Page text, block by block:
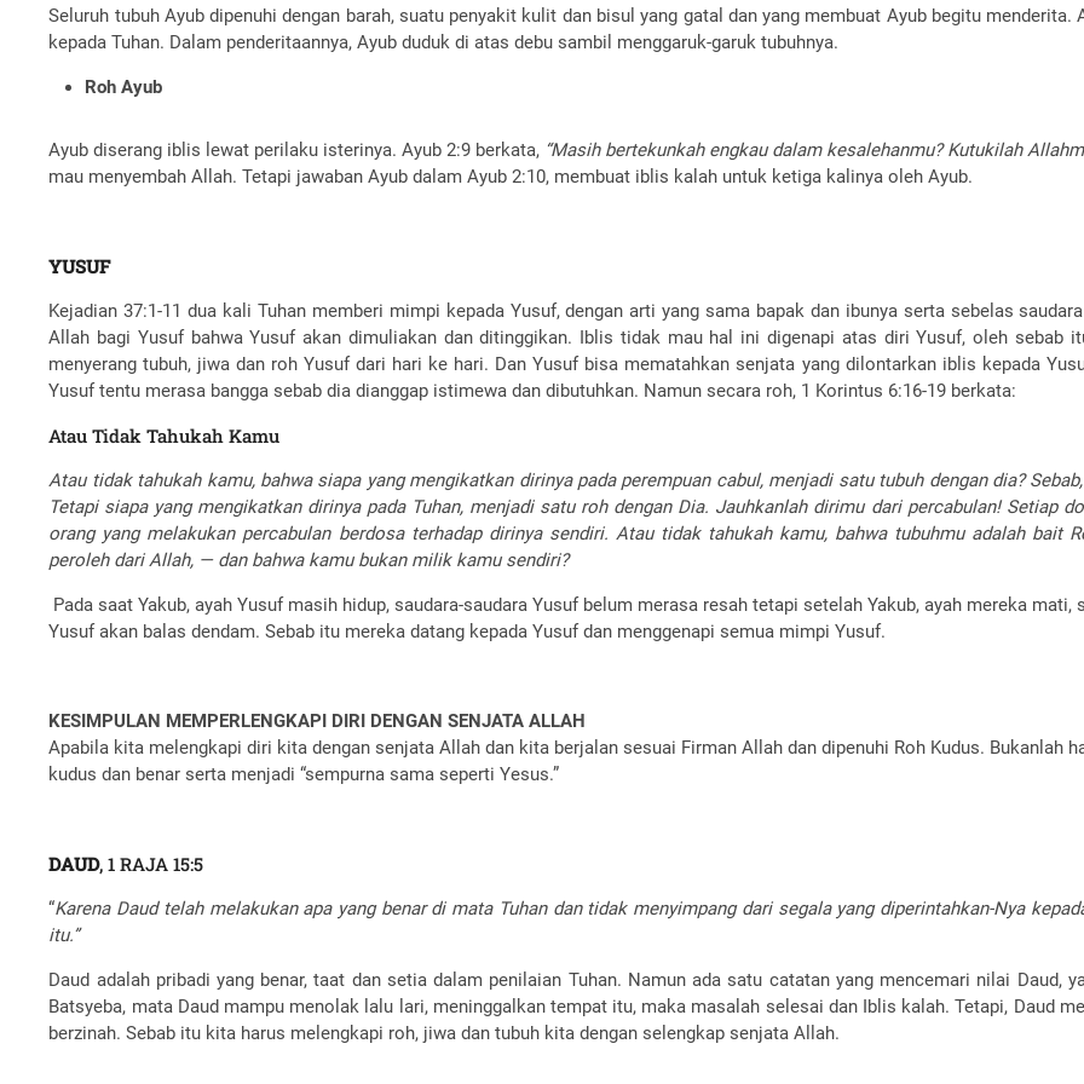
Seluruh tubuh Ayub dipenuhi dengan barah, suatu penyakit kulit dan bisul yang gatal dan yang membuat Ayub begitu
kepada Tuhan. Dalam penderitaannya, Ayub duduk di atas debu sambil menggaruk-garuk tubuhnya.
Roh Ayub
Ayub diserang iblis lewat perilaku isterinya. Ayub 2:9 berkata, “Masih bertekunkah engkau dalam kesalehanmu? Kutukilah
mau menyembah Allah. Tetapi jawaban Ayub dalam Ayub 2:10, membuat iblis kalah untuk ketiga kalinya oleh Ayub.
YUSUF
Kejadian 37:1-11 dua kali Tuhan memberi mimpi kepada Yusuf, dengan arti yang sama bapak dan ibunya serta sebelas
Allah bagi Yusuf bahwa Yusuf akan dimuliakan dan ditinggikan. Iblis tidak mau hal ini digenapi atas diri Yusuf, oleh sebab
menyerang tubuh, jiwa dan roh Yusuf dari hari ke hari. Dan Yusuf bisa mematahkan senjata yang dilontarkan iblis kepada
Yusuf tentu merasa bangga sebab dia dianggap istimewa dan dibutuhkan. Namun secara roh, 1 Korintus 6:16-19 berkata:
Atau Tidak Tahukah Kamu
Atau tidak tahukah kamu, bahwa siapa yang mengikatkan dirinya pada perempuan cabul, menjadi satu tubuh dengan dia?
Tetapi siapa yang mengikatkan dirinya pada Tuhan, menjadi satu roh dengan Dia. Jauhkanlah dirimu dari percabulan! Setiap
orang yang melakukan percabulan berdosa terhadap dirinya sendiri. Atau tidak tahukah kamu, bahwa tubuhmu adalah bait
peroleh dari Allah, — dan bahwa kamu bukan milik kamu sendiri?
Pada saat Yakub, ayah Yusuf masih hidup, saudara-saudara Yusuf belum merasa resah tetapi setelah Yakub, ayah mereka
Yusuf akan balas dendam. Sebab itu mereka datang kepada Yusuf dan menggenapi semua mimpi Yusuf.
KESIMPULAN MEMPERLENGKAPI DIRI DENGAN SENJATA ALLAH
Apabila kita melengkapi diri kita dengan senjata Allah dan kita berjalan sesuai Firman Allah dan dipenuhi Roh Kudus. Bukanlah
kudus dan benar serta menjadi “sempurna sama seperti Yesus.”
DAUD, 1 RAJA 15:5
“Karena Daud telah melakukan apa yang benar di mata Tuhan dan tidak menyimpang dari segala yang diperintahkan-Nya
itu.”
Daud adalah pribadi yang benar, taat dan setia dalam penilaian Tuhan. Namun ada satu catatan yang mencemari nilai Daud,
Batsyeba, mata Daud mampu menolak lalu lari, meninggalkan tempat itu, maka masalah selesai dan Iblis kalah. Tetapi, Daud
berzinah. Sebab itu kita harus melengkapi roh, jiwa dan tubuh kita dengan selengkap senjata Allah.